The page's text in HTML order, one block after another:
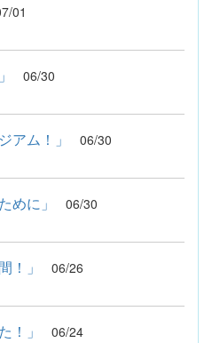
01
06/30
アム！」 06/30
めに」 06/30
！」 06/26
！」 06/24